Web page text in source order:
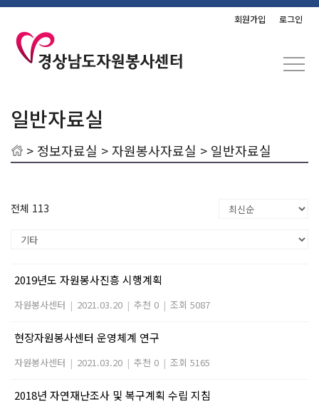
회원가입 로그인
일반자료실
> 정보자료실 >자원봉사자료실 > 일반자료실
전체 113
2019년도 자원봉사진흥 시행계획
자원봉사센터 | 2021.03.20 | 추천 0 | 조회 5087
현장자원봉사센터 운영체계 연구
자원봉사센터 | 2021.03.20 | 추천 0 | 조회 5165
2018년 자연재난조사 및 복구계획 수립 지침